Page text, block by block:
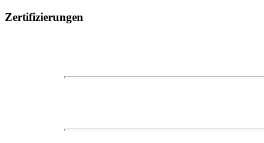
Zertifizierungen